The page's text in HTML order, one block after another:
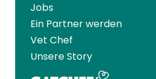
Jobs
Ein Partner werden
Vet Chef
Unsere Story